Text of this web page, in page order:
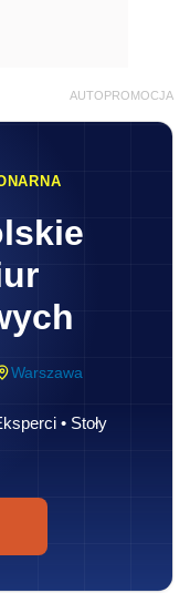
AUTOPROMOCJA
Warszawa
• Stoły